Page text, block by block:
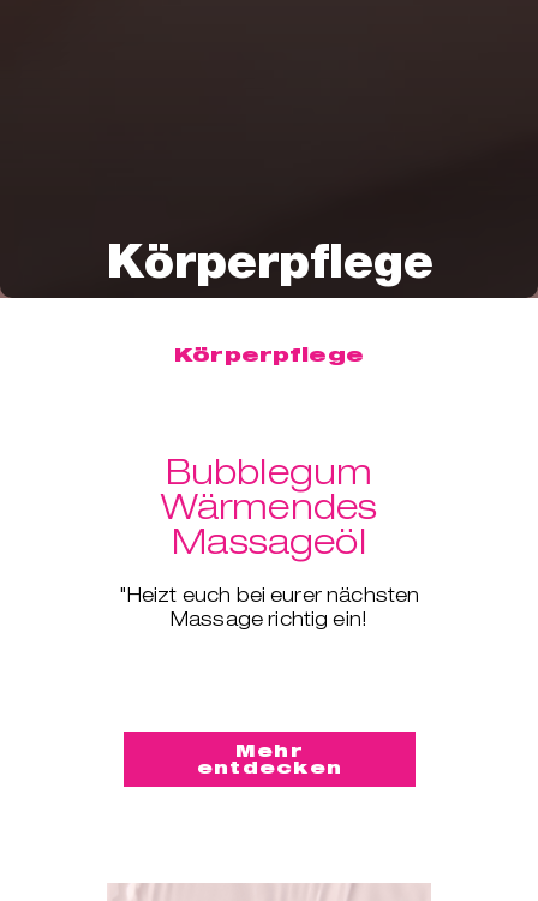
Körperpflege
Körperpflege
Bubblegum
Wärmendes
Massageöl
"Heizt euch bei eurer nächsten
Massage richtig ein!
Mehr
entdecken